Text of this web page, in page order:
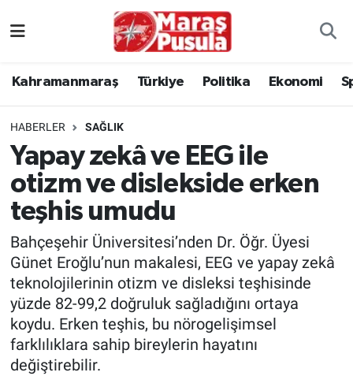
Kahramanmaraş Türkiye Politika Ekonomi
HABERLER SAĞLIK
Yapay zekâ ve EEG ile
otizm ve dislekside erken
teşhis umudu
Bahçeşehir Üniversitesi’nden Dr. Öğr. Üyesi
Günet Eroğlu’nun makalesi, EEG ve yapay zekâ
teknolojilerinin otizm ve disleksi teşhisinde
yüzde 82-99,2 doğruluk sağladığını ortaya
koydu. Erken teşhis, bu nörogelişimsel
farklılıklara sahip bireylerin hayatını
değiştirebilir.
Politika
Ekonomi
Spor
Kültür Sanat
Sağlık
İstanbul Trafik Yoğunluk Haritası
Süper Lig Puan Durumu ve Fikstür
Tüm Manşetler
Son Dakika Haberleri
Haber Arşivi